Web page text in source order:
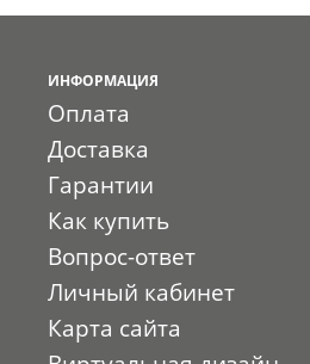
ИНФОРМАЦИЯ
Оплата
Доставка
Гарантии
Как купить
Вопрос-ответ
Личный кабинет
Карта сайта